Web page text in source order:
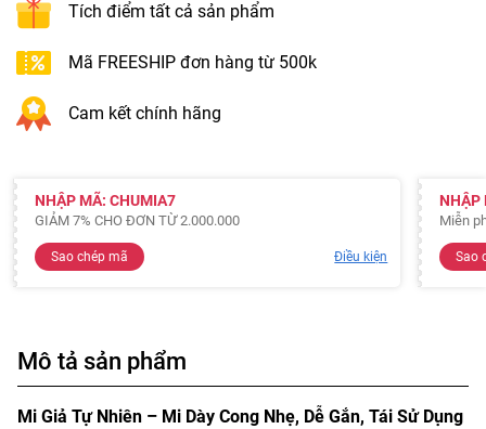
Tích điểm tất cả sản phẩm
Mã FREESHIP đơn hàng từ 500k
Cam kết chính hãng
NHẬP MÃ: CHUMIA7
GIẢM 7% CHO ĐƠN TỪ 2.000.000
Sao chép mã Điều kiện
NHẬP
Miễn
Sao
Mô tả sản phẩm
Mi Giả Tự Nhiên – Mi Dày Cong Nhẹ, Dễ Gắn, Tái Sử Dụng